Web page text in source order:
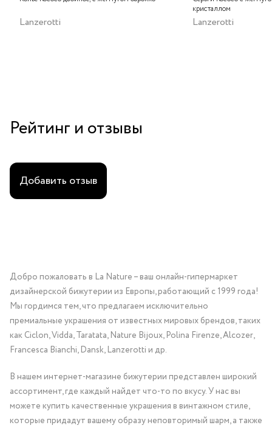
Lanzerotti
кристаллом
Lanzerotti
Рейтинг и отзывы
Добавить отзыв
Добро пожаловать в La Nature – ваш онлайн-гипермаркет
дизайнерской бижутерии из Европы, работающий с 1999 года!
Мы гордимся тем, что предлагаем исключительно
премиальные украшения от известных мировых брендов, таких
как Ciclon, Vidda, Taratata, Nature Bijoux, Polina Firenze, Alcozer,
Francesca Bianchi, Dansk, Lanzerotti и др.
В нашем интернет-магазине бижутерии представлен широкий
ассортимент, где каждый найдет что-то по вкусу. У нас вы
можете купить качественные украшения в винтажном стиле,
которые придадут вашему образу неповторимый шарм, а также